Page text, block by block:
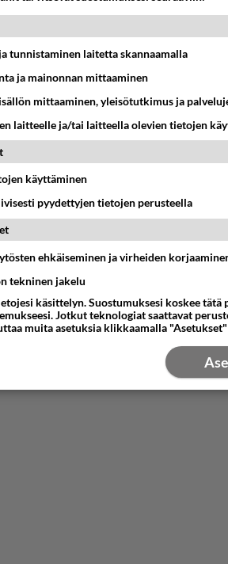
-realitystä ja Susanna Laineesta.
enemmän siihen, miten ne tyypit
ja lapselliseen juonitteluun, se
kauden, yksi tilittää.
taas, vaikkei olekaan enää entisen
eikä juoniteltu, juoruttu ja "pelailtu"
vain uudelleen ne ekat kaudet. Oli
tunnistaminen laitetta skannaamalla
ja mainonnan mittaaminen
mittaaminen, yleisötutkimus ja
laitteelle ja/tai laitteella olevien tietojen
käyttäminen
pyydettyjen tietojen perusteella
ehkäiseminen ja virheiden
tekninen jakelu
käsittelyn. Suostumuksesi koskee tätä
Jotkut teknologiat saattavat
muita asetuksia klikkaamalla